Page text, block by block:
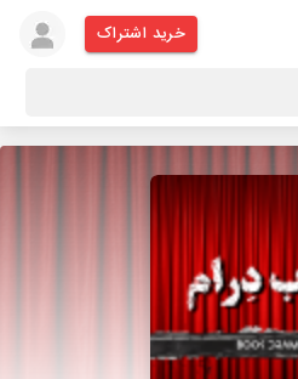
خرید اشتراک